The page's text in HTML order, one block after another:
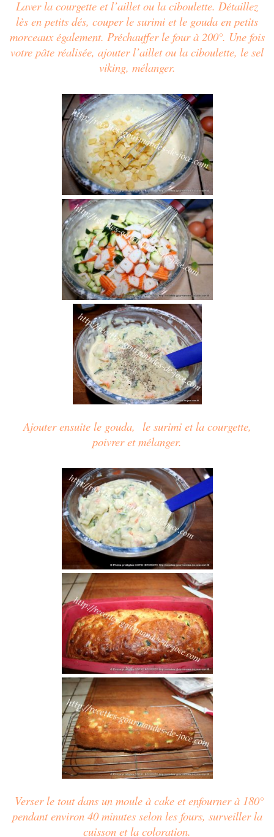
Laver la courgette et l’aillet ou la ciboulette. Détaillez
lès en petits dés, couper le surimi et le gouda en petits
morceaux également. Préchauffer le four à 200°. Une fois
votre pâte réalisée, ajouter l’aillet ou la ciboulette, le sel
viking, mélanger.
Ajouterensuitele gouda, le surimi et la courgette,
poivrer et mélanger.
Verser le tout dans un moule à cake et enfourner à 180°
pendant environ 40 minutes selon les fours, surveiller la
cuisson et la coloration.